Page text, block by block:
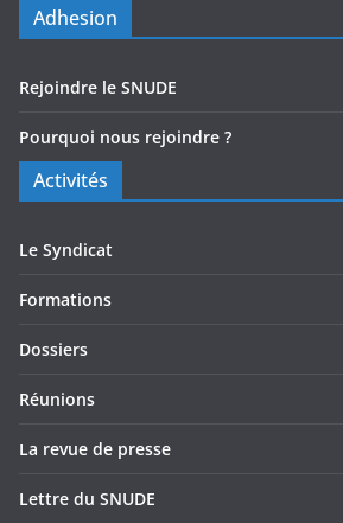
Adhesion
Rejoindre le SNUDE
Pourquoi nous rejoindre ?
Activités
Le Syndicat
Formations
Dossiers
Réunions
La revue de presse
Lettre du SNUDE